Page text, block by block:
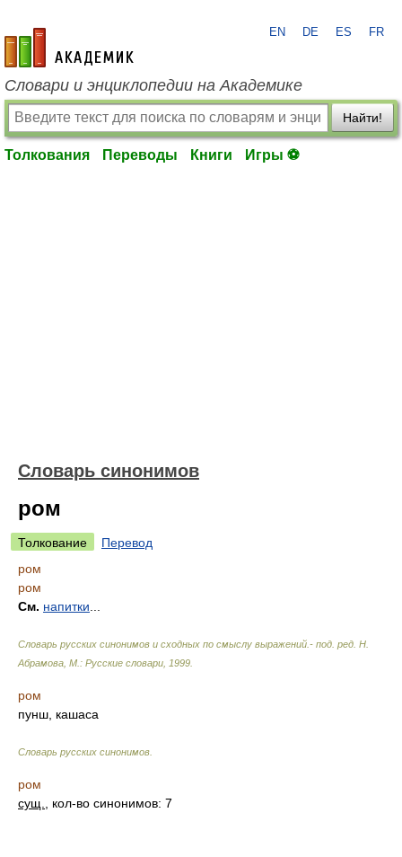
academic.ru
EN DE ES FR
Словари и энциклопедии на Академике
Найти!
Толкования Переводы Книги Игры ⚽
Словарь синонимов
ром
Толкование
Перевод
ром
ром
См. напитки
Словарь русских синонимов и сходных по смыслу выражений.- под. ред. Н.
Абрамова, М.: Русские словари 1999
ром
пунш, кашаса
Словарь русских синонимов
ром
сущ.
, кол-во синонимов: 7